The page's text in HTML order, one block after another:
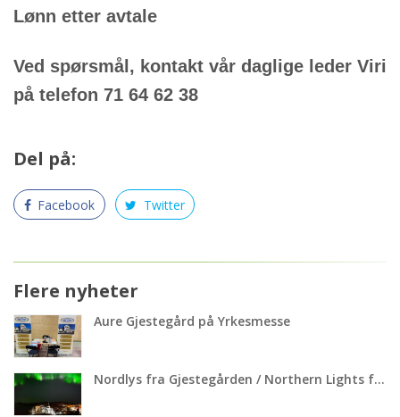
Lønn etter avtale
Ved spørsmål, kontakt vår daglige leder Viri
på telefon 71 64 62 38
Del på:
Facebook Twitter
Flere nyheter
Aure Gjestegård på Yrkesmesse
Nordlys fra Gjestegården / Northern Lights from our Guesthouse